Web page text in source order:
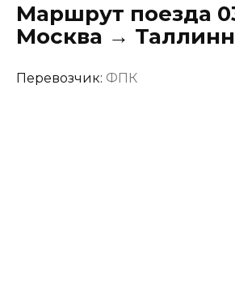
Маршрут поезда
Москва → Таллинн
Перевозчик: ФПК